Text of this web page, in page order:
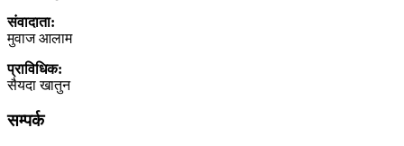
संवादाता:
मुवाज आलाम
प्राविधिक:
सैयदा खातुन
सम्पर्क